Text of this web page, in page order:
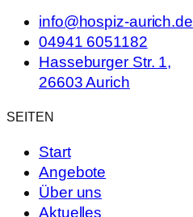
info@hospiz-aurich.de
04941 6051182
Hasseburger Str. 1,
26603 Aurich
SEITEN
Start
Angebote
Über uns
Aktuelles